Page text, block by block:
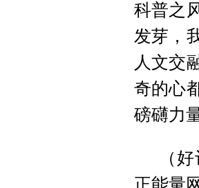
科普之
发芽，
人文交
奇的心
磅礴力量
（
正能量